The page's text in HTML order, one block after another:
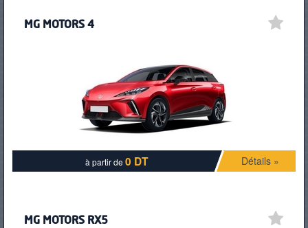
MG MOTORS 4
à partir de0 DT Détails »
MG MOTORS RX5